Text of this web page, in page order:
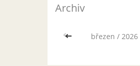
Archiv
<< březen / 2026